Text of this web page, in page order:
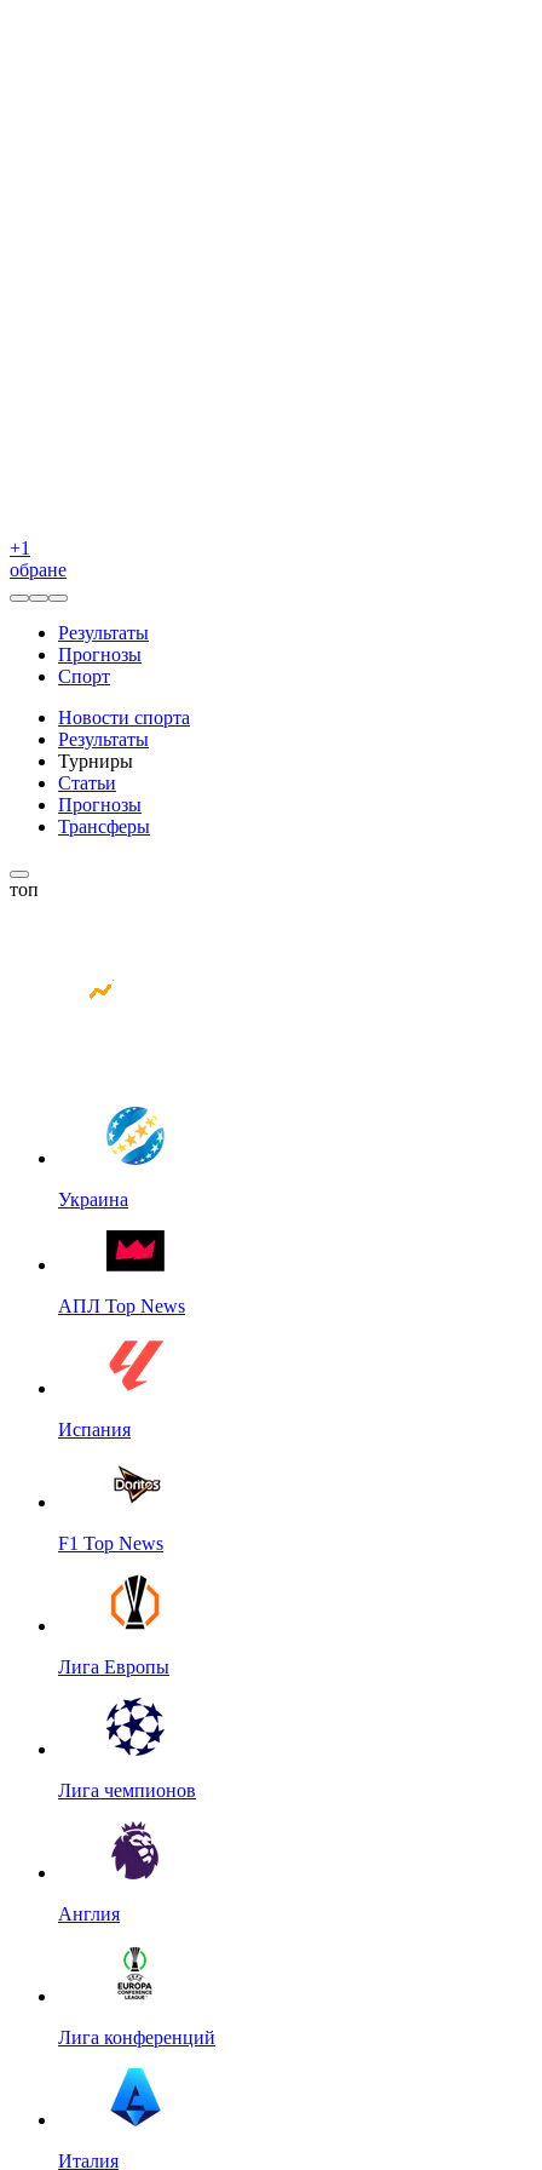
+1
обране
Результаты
Прогнозы
Спорт
Новости спорта
Результаты
Турниры
Статьи
Прогнозы
Трансферы
топ
Украина
АПЛ Top News
Испания
F1 Top News
Лига Европы
Лига чемпионов
Англия
Лига конференций
Италия